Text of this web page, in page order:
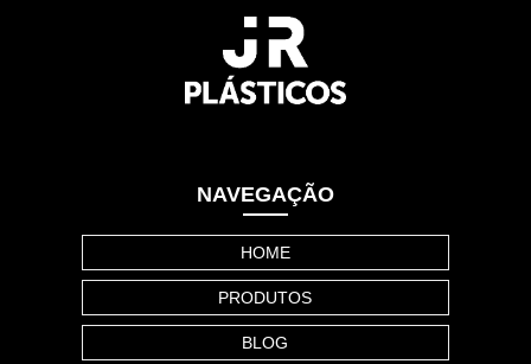
NAVEGAÇÃO
HOME
PRODUTOS
BLOG